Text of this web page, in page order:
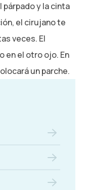
y la cinta
el cirujano te
veces. El
en el otro ojo. En
un parche.